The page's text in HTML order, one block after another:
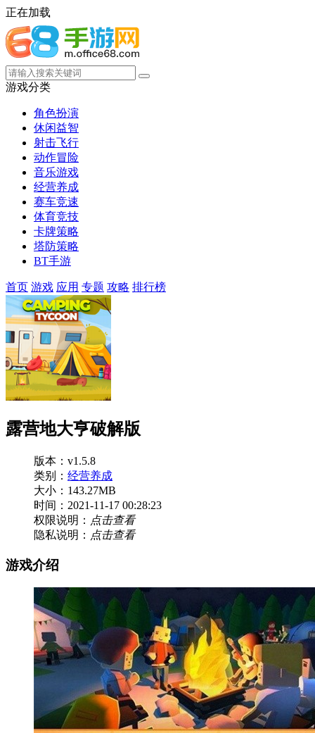
正在加载
游戏分类
角色扮演
休闲益智
射击飞行
动作冒险
音乐游戏
经营养成
赛车竞速
体育竞技
卡牌策略
塔防策略
BT手游
首页 游戏 应用 专题 攻略 排行榜
露营地大亨破解版
版本：v1.5.8
类别： 经营养成
大小：143.27MB
时间：2021-11-17 00:28:23
权限说明： 点击查看
隐私说明： 点击查看
游戏介绍